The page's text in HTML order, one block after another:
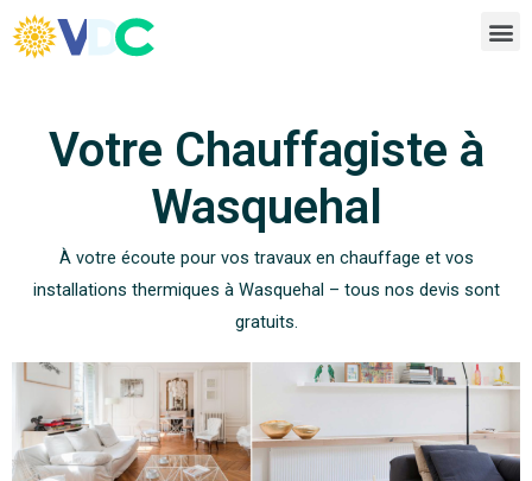
Votre Chauffagiste à
Wasquehal
À votre écoute pour vos travaux en chauffage et vos
installations thermiques à Wasquehal – tous nos devis sont
gratuits.